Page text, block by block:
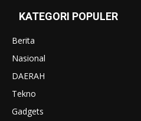
KATEGORI POPULER
Berita
Nasional
DAERAH
Tekno
Gadgets